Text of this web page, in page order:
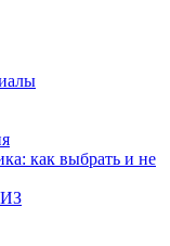
как выбрать и не